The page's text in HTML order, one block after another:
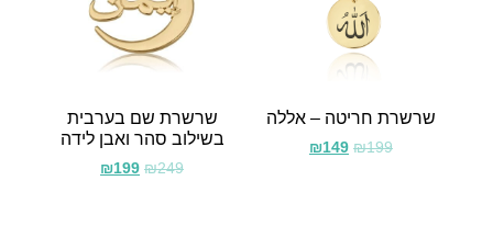
שרשרת חריטה – אללה
₪199
₪149
שרשרת שם בערבית
בשילוב סהר ואבן לידה
₪249
₪199